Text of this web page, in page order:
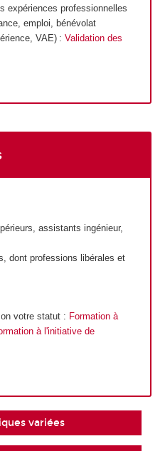
expériences professionnelles
, emploi, bénévolat
VAE) : Validation des
assistants ingénieur,
dont professions libérales et
votre statut : Formation à
à l'initiative de
variées